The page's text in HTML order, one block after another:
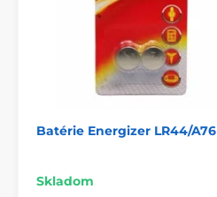
Batérie Energizer LR44/A76
Skladom